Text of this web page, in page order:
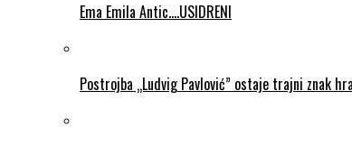
Ema Emila Antic….USIDRENI
Postrojba „Ludvig Pavlović” ostaje trajni znak